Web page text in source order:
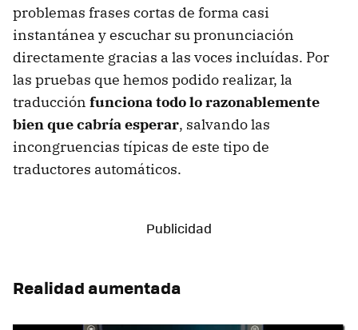
problemas frases cortas de forma casi
instantánea y escuchar su pronunciación
directamente gracias a las voces incluídas. Por
las pruebas que hemos podido realizar, la
traducción funciona todo lo razonablemente
bien que cabría esperar, salvando las
incongruencias típicas de este tipo de
traductores automáticos.
Realidad aumentada